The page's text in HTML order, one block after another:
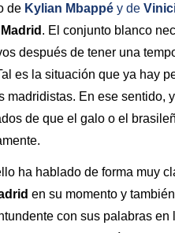
de Kylian Mbappé y de
. El conjunto blanco
después de tener una
es la situación que ya hay
madridistas. En ese sentido,
de que el galo o el
ha hablado de forma muy
en su momento y
con sus palabras en